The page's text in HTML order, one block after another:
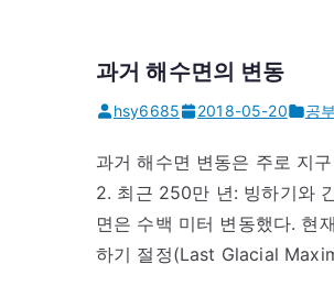
과거 해수면의 변동
hsy6685 2018-05-20 공부
과거 해수면 변동은 주로 지
2. 최근 250만 년: 빙하기와
면은 수백 미터 변동했다. 현
하기 절정(Last Glacial